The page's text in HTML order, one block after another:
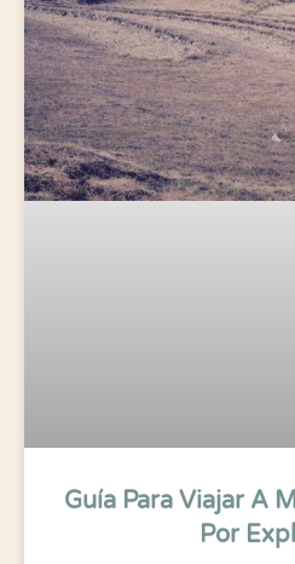
Guía Para Viajar A
Por